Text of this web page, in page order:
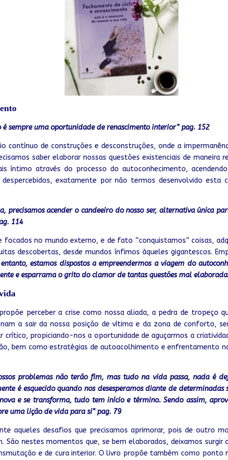
é sempre uma oportunidade de renascimento interior” pag. 152
contínuo de construções e desconstruções, onde a
saber elaborar nossas questões existenciais de maneira
íntimo através do processo do autoconhecimento,
despercebidos, exatamente por não termos desenvolvido esta
precisamos acender o candeeiro do nosso ser, alternativa única
114
focados no mundo externo, e de fato “conquistamos” coisas,
descobertas, desde mundos ínfimos àqueles gigantescos.
estamos dispostos a empreendermos a viagem do
e esparrama o grito do clamor de tantas questões mal
propõe perceber a crise como nossa aliada, a pedra de tropeço
a sair da nossa posição de vítima e da zona de conforto,
crítico, propiciando-nos a oportunidade de aguçarmos a
bem como estratégias de autoacolhimento e enfrentamento
problemas não terão fim, mas tudo na vida passa, nada é
é esquecido quando nos desesperamos diante de determinadas
e se transforma, tudo tem início e término. Sendo assim,
uma lição de vida para si” pag. 79
aqueles desafios que precisamos aprimorar, pois de outro
São nestes momentos que, se bem elaborados, deixamos surgir
e de cura interior. O livro propõe também como ponto